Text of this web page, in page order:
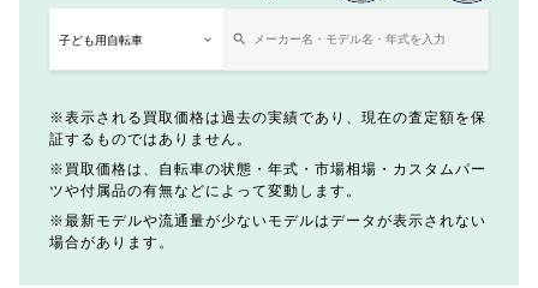
表示される買取価格は過去の実績であり、現在の査定額を保
証するものではありません。
買取価格は、自転車の状態・年式・市場相場・カスタムパー
ツや付属品の有無などによって変動します。
最新モデルや流通量が少ないモデルはデータが表示されない
場合があります。